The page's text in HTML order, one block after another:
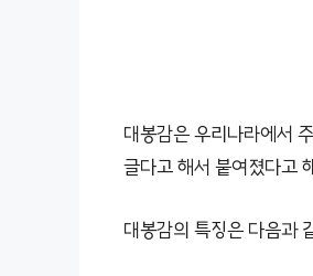
대봉감은 우리나라에서
글다고 해서 붙여졌다고
대봉감의 특징은 다음과